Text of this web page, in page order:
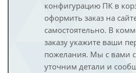
конфигурацию ПК в
оформить заказ на
самостоятельно. В
заказу укажите ваши
пожелания. Мы с вами
уточним детали и